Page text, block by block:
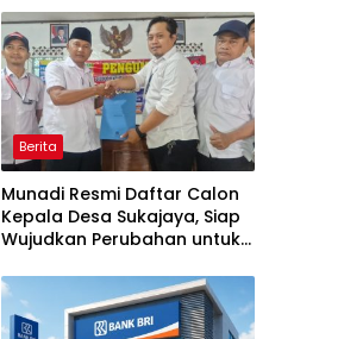
Berita
Munadi Resmi Daftar Calon
Kepala Desa Sukajaya, Siap
Wujudkan Perubahan untuk